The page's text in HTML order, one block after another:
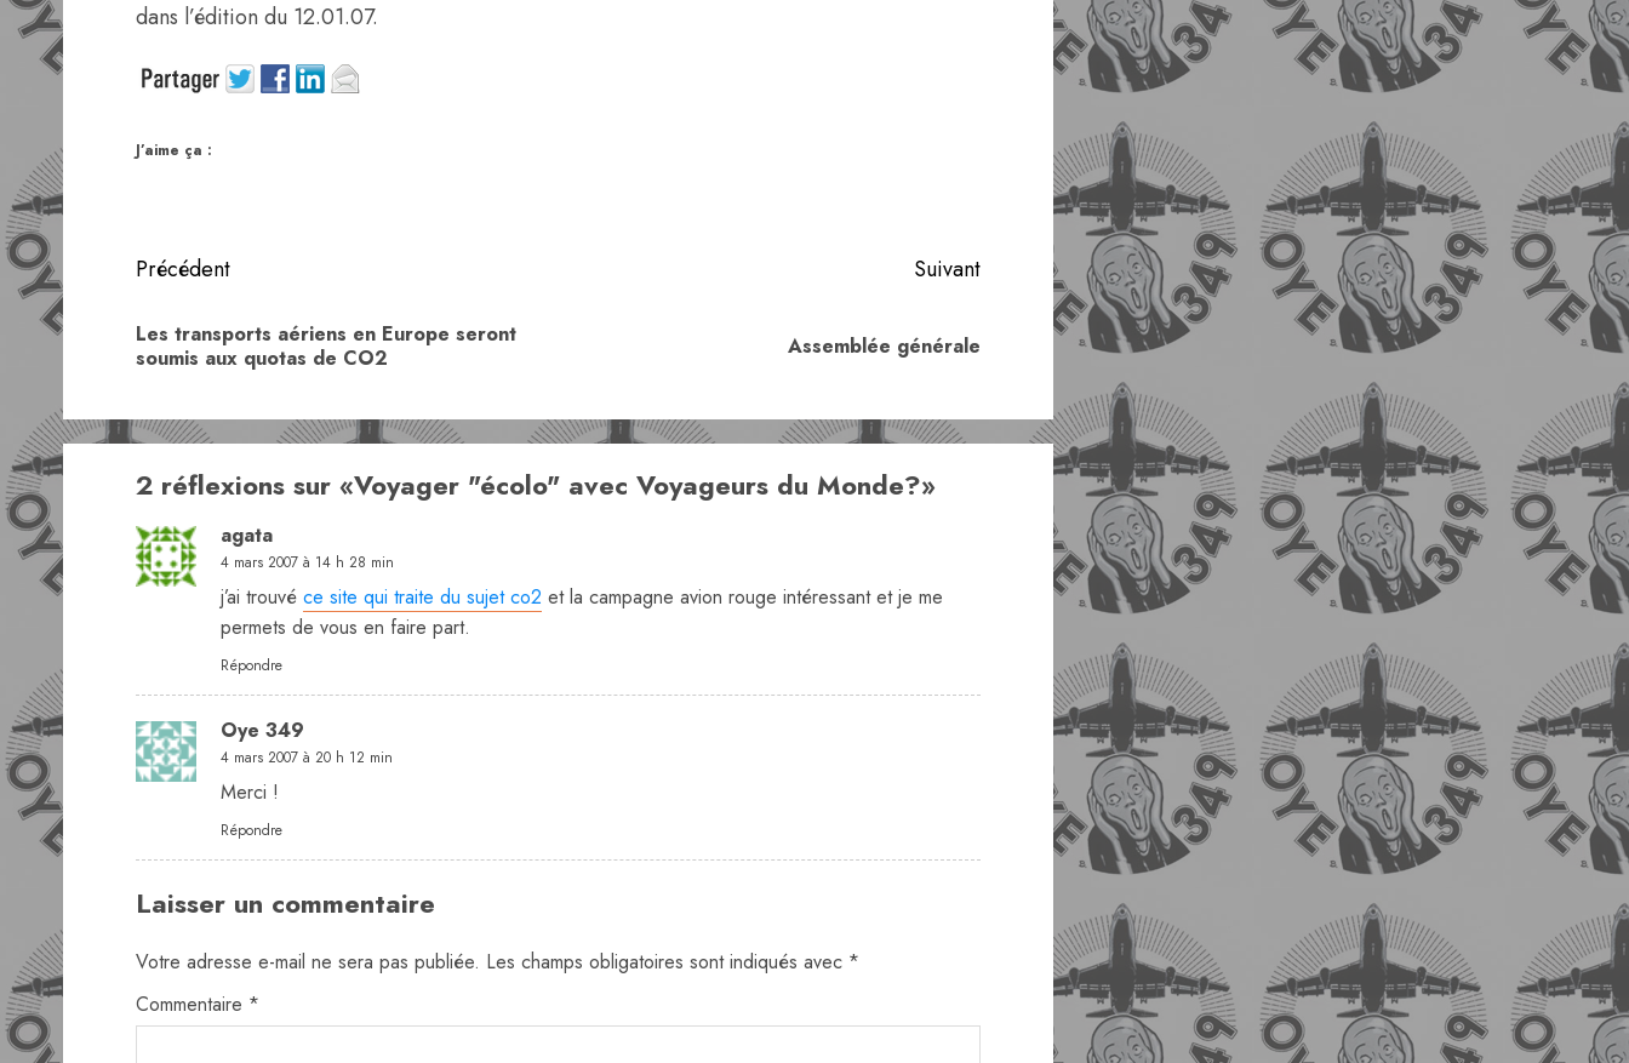
dans l’édition du 12.01.07.
J’aime ça :
Navigation
d’article
Précédent
Les transports aériens en Europe seront
soumis aux quotas de CO2
Suivant
Assemblée générale
2 réflexions sur «Voyager "écolo" avec Voyageurs du Monde?»
agata
4 mars 2007 à 14 h 28 min
j’ai trouvé ce site qui traite du sujet co2 et la campagne avion rouge intéressant et je me
permets de vous en faire part.
Répondre
Oye 349
4 mars 2007 à 20 h 12 min
Merci !
Répondre
Laisser un commentaire
Votre adresse e-mail ne sera pas publiée. Les champs obligatoires sont indiqués avec *
Commentaire *